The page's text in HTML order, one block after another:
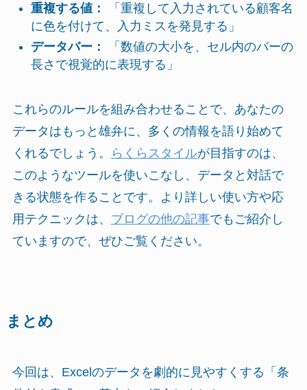
重複する値：
「重複して入力されている顧客名
に色を付けて、入力ミスを発見する」
データバー：
「数値の大小を、セル内のバーの
長さで視覚的に表現する」
これらのルールを組み合わせることで、あなたの
データはもっと雄弁に、多くの情報を語り始めて
くれるでしょう。
らくらスタイルが目指すのは、
このようなツールを使いこなし、データと対話で
きる状態を作ることです。より詳しい使い方や応
用テクニックは、 ブログの他の記事でもご紹介し
ていますので、ぜひご覧ください。
まとめ
今回は、Excelのデータを劇的に見やすくする「条